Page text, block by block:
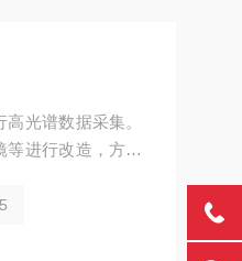
光谱数据采集。
进行改造，方便
机快速预览采样